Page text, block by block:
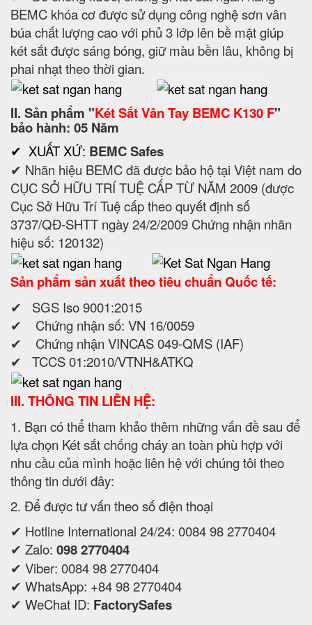
BEMC khóa cơ được sử dụng công nghệ sơn vân
búa chất lượng cao với phủ 3 lớp lên bề mặt giúp
két sắt được sáng bóng, giữ màu bền lâu, không bị
phai nhạt theo thời gian.
II. Sản phẩm "Két Sắt Vân Tay BEMC K130 F"
bảo hành: 05 Năm
✔ XUẤT XỨ: BEMC Safes
✔ Nhãn hiệu BEMC đã được bảo hộ tại Việt nam do
CỤC SỞ HỮU TRÍ TUỆ CẤP TỪ NĂM 2009 (được
Cục Sở Hữu Trí Tuệ cấp theo quyết định số
3737/QĐ-SHTT ngày 24/2/2009 Chứng nhận nhãn
hiệu số: 120132)
Sản phẩm sản xuất theo tiêu chuẩn Quốc tế:
✔ SGS Iso 9001:2015
✔ Chứng nhận số: VN 16/0059
✔ Chứng nhận VINCAS 049-QMS (IAF)
✔ TCCS 01:2010/VTNH&ATKQ
III. THÔNG TIN LIÊN HỆ:
1. Bạn có thể tham khảo thêm những vấn đề sau để
lựa chọn Két sắt chống cháy an toàn phù hợp với
nhu cầu của mình hoặc liên hệ với chúng tôi theo
thông tin dưới đây:
2. Để được tư vấn theo số điện thoại
✔ Hotline International 24/24: 0084 98 2770404
✔ Zalo: 098 2770404
✔ Viber: 0084 98 2770404
✔ WhatsApp: +84 98 2770404
✔ WeChat ID: FactorySafes